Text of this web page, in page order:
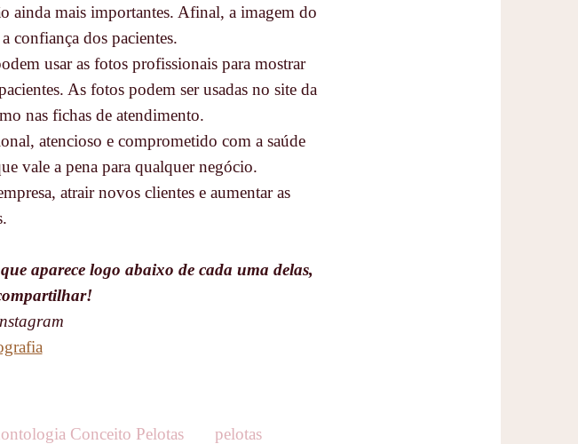
ainda mais importantes. Afinal, a imagem do
confiança dos pacientes.
usar as fotos profissionais para mostrar
As fotos podem ser usadas no site da
nas fichas de atendimento.
atencioso e comprometido com a saúde
vale a pena para qualquer negócio.
atrair novos clientes e aumentar as
aparece logo abaixo de cada uma delas,
Conceito Pelotas
pelotas